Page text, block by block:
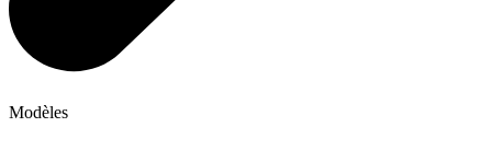
Modèles